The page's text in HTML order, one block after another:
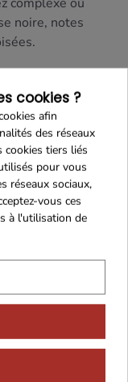
noire, notes
par sa
et sa finale
faire
pure du
gibiers,
, il offre une
authentique.
rouge
Bourgogne et
et équilibrés.
cookies ?
afin
des réseaux
cookies tiers liés
pour vous
réseaux sociaux,
vous ces
à l'utilisation de